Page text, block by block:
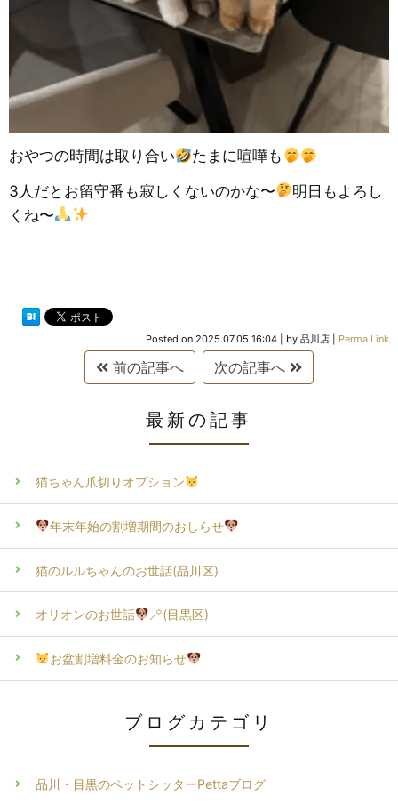
おやつの時間は取り合い
たまに喧嘩も
3人だとお留守番も寂しくないのかな〜
明日もよろし
くね〜
Posted on 2025.07.05 16:04 by 品川店 Perma Link
前の記事へ 次の記事へ
最新の記事
猫ちゃん爪切りオプション
年末年始の割増期間のおしらせ
猫のルルちゃんのお世話(品川区)
オリオンのお世話 ⸝꙳(目黒区)
お盆割増料金のお知らせ
ブログカテゴリ
品川・目黒のペットシッターPettaブログ